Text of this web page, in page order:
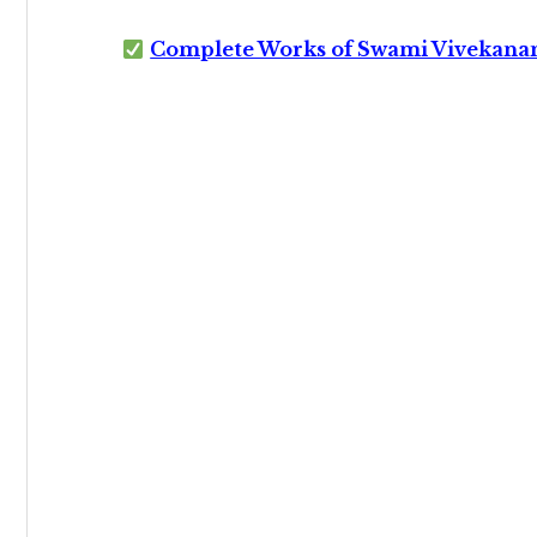
Complete Works of Swami